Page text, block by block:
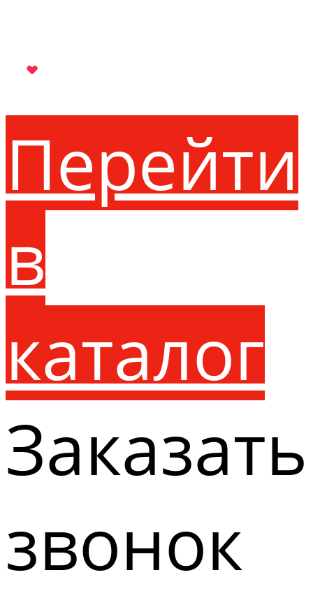
Перейти
в
каталог
Заказать
звонок